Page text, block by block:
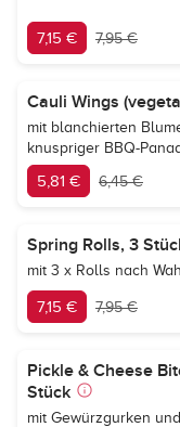
7,15 € 7,95 €
Cauli Wings
mit blanchierten
knuspriger BBQ-
5,81 € 6,45 €
Spring Rolls, 3
mit 3 x Rolls nach
7,15 € 7,95 €
Pickle & Cheese
Stück
mit Gewürzgurken